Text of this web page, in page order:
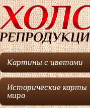
Картины с цветами
Исторические карты
мира